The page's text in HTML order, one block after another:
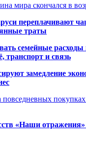
мира скончался в
переплачивают
траты
семейные расходы
транспорт и связь
замедление
повседневных
«Наши отражения»